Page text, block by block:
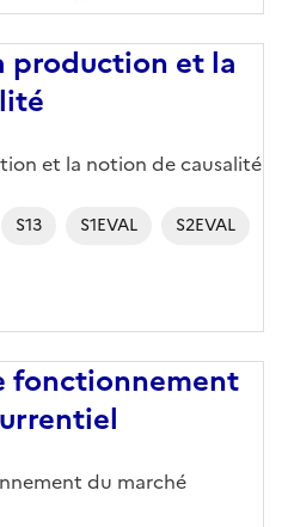
production et la
et la notion de causalité
S13 S1EVAL
S2EVAL
fonctionnement
du marché